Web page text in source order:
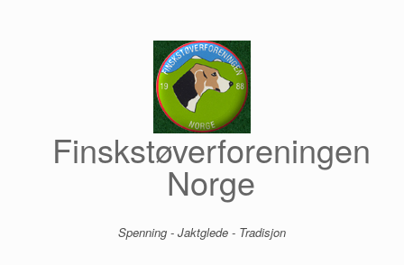
Finskstøverforeningen
Norge
Spenning - Jaktglede - Tradisjon